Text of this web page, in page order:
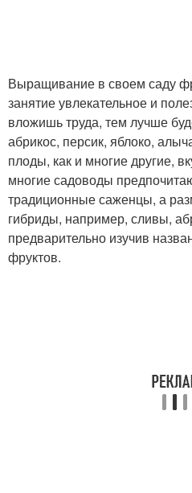
Выращивание в своем саду
занятие увлекательное и
вложишь труда, тем лучше
абрикос, персик, яблоко,
плоды, как и многие другие,
многие садоводы
традиционные саженцы, а
гибриды, например, сливы,
предварительно изучив
фруктов.